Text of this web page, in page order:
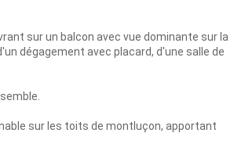
sur un balcon avec vue dominante sur la
dégagement avec placard, d'une salle de
sur les toits de montluçon, apportant